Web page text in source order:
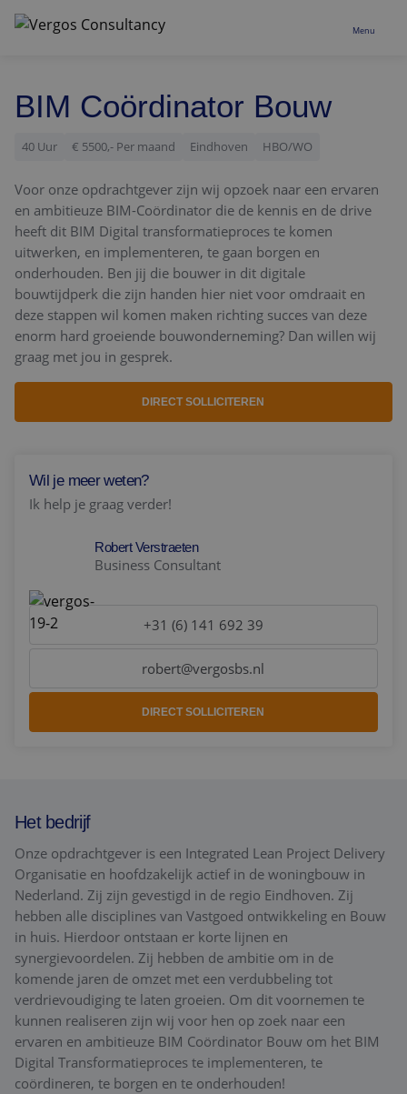
Menu
Vacatures
Over ons
BIM Coördinator Bouw
40 Uur € 5500,- Per maand Eindhoven HBO/WO
Voor onze opdrachtgever zijn wij opzoek naar een ervaren
en ambitieuze BIM-Coördinator die de kennis en de drive
heeft dit BIM Digital transformatieproces te komen
uitwerken, en implementeren, te gaan borgen en
onderhouden. Ben jij die bouwer in dit digitale
bouwtijdperk die zijn handen hier niet voor omdraait en
deze stappen wil komen maken richting succes van deze
enorm hard groeiende bouwonderneming? Dan willen wij
graag met jou in gesprek.
DIRECT SOLLICITEREN
Wil je meer weten?
Ik help je graag verder!
Robert Verstraeten
Business Consultant
+31 (6) 141 692 39
robert@vergosbs.nl
DIRECT SOLLICITEREN
Het bedrijf
Onze opdrachtgever is een Integrated Lean Project Delivery
Organisatie en hoofdzakelijk actief in de woningbouw in
Nederland. Zij zijn gevestigd in de regio Eindhoven. Zij
hebben alle disciplines van Vastgoed ontwikkeling en Bouw
in huis. Hierdoor ontstaan er korte lijnen en
synergievoordelen. Zij hebben de ambitie om in de
komende jaren de omzet met een verdubbeling tot
verdrievoudiging te laten groeien. Om dit voornemen te
kunnen realiseren zijn wij voor hen op zoek naar een
ervaren en ambitieuze BIM Coördinator Bouw om het BIM
Digital Transformatieproces te implementeren, te
coördineren, te borgen en te onderhouden!